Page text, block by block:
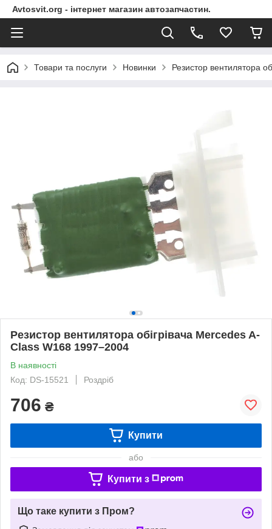
Avtosvit.org - інтернет магазин автозапчастин.
Товари та послуги Новинки Резистор вентилятора
Резистор вентилятора обігрівача Mercedes A-
Class W168 1997–2004
В наявності
Код: DS-15521
Роздріб
706 ₴
Купити
або
Купити з
Що таке купити з Пром?